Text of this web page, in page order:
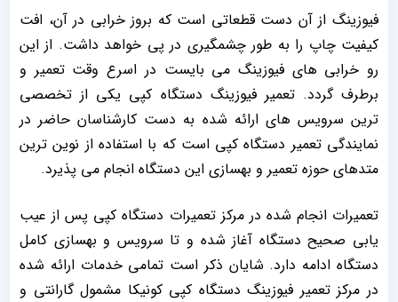
فیوزینگ از آن دست قطعاتی است که بروز خرابی در آن، افت
کیفیت چاپ را به طور چشمگیری در پی خواهد داشت. از این
رو خرابی های فیوزینگ می بایست در اسرع وقت تعمیر و
برطرف گردد. تعمیر فیوزینگ دستگاه کپی یکی از تخصصی
ترین سرویس های ارائه شده به دست کارشناسان حاضر در
نمایندگی تعمیر دستگاه کپی است که با استفاده از نوین ترین
متدهای حوزه تعمیر و بهسازی این دستگاه انجام می پذیرد.
تعمیرات انجام شده در مرکز تعمیرات دستگاه کپی پس از عیب
یابی صحیح دستگاه آغاز شده و تا سرویس و بهسازی کامل
دستگاه ادامه دارد. شایان ذکر است تمامی خدمات ارائه شده
در مرکز تعمیر فیوزینگ دستگاه کپی کونیکا مشمول گارانتی و